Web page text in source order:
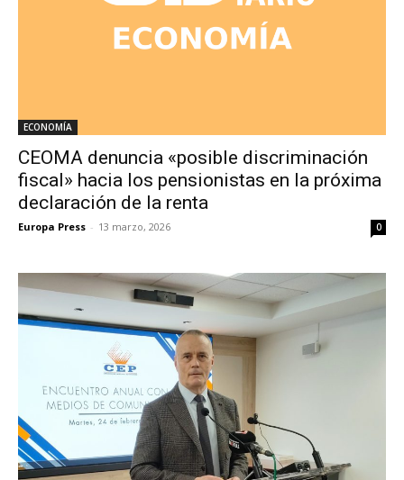
ECONOMÍA
CEOMA denuncia «posible discriminación
fiscal» hacia los pensionistas en la próxima
declaración de la renta
Europa Press - 13 marzo, 2026 0